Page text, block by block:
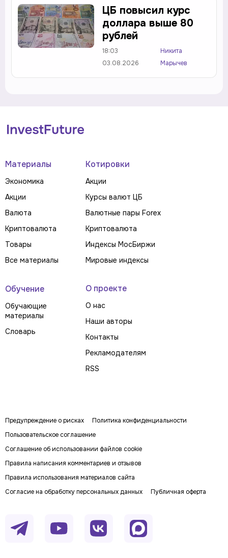
ЦБ повысил курс
доллара выше 80
рублей
18:03
03.08.2026
Никита
Марычев
Материалы
Экономика
Акции
Валюта
Криптовалюта
Товары
Все материалы
Котировки
Акции
Курсы валют ЦБ
Валютные пары Forex
Криптовалюта
Индексы МосБиржи
Мировые индексы
Обучение
Обучающие
материалы
Словарь
О проекте
О нас
Наши авторы
Контакты
Рекламодателям
RSS
Предупреждение о рисках
Политика конфиденциальности
Пользовательское соглашение
Соглашение об использовании файлов cookie
Правила написания комментариев и отзывов
Правила использования материалов сайта
Согласие на обработку персональных данных
Публичная оферта